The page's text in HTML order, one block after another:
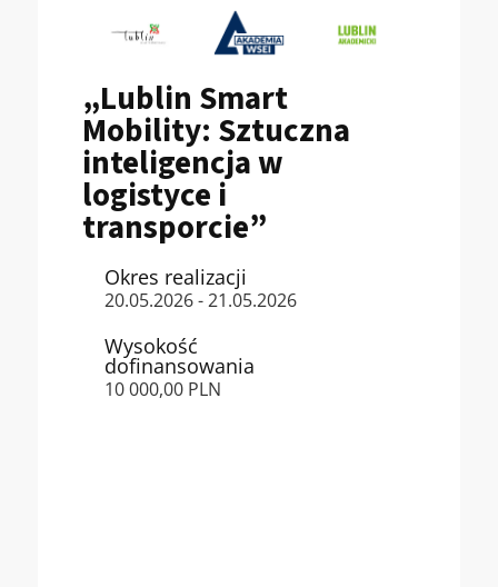
„Lublin Smart
Mobility: Sztuczna
inteligencja w
logistyce i
transporcie”
Okres realizacji
20.05.2026 - 21.05.2026
Wysokość
dofinansowania
10 000,00 PLN